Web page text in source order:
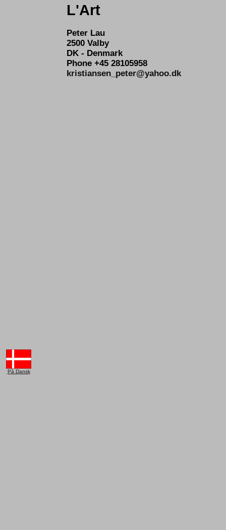
På Dansk
L'Art
Peter Lau
2500 Valby
DK - Denmark
Phone +45 28105958
kristiansen_peter@yahoo.dk